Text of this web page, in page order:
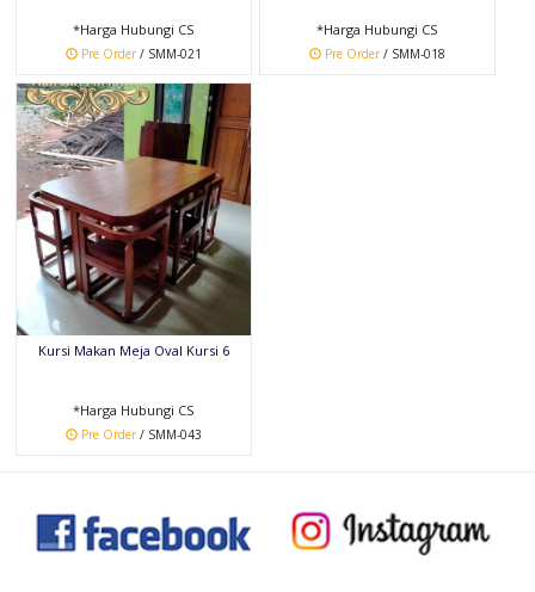
*Harga Hubungi CS
Pre Order/ SMM-021
*Harga Hubungi CS
Pre Order/ SMM-018
Kursi Makan Meja Oval Kursi 6
*Harga Hubungi CS
Pre Order/ SMM-043